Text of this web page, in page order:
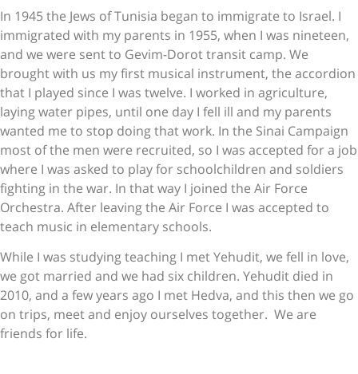
In 1945 the Jews of Tunisia began to immigrate to Israel. I
immigrated with my parents in 1955, when I was nineteen,
and we were sent to Gevim-Dorot transit camp. We
brought with us my first musical instrument, the accordion
that I played since I was twelve. I worked in agriculture,
laying water pipes, until one day I fell ill and my parents
wanted me to stop doing that work. In the Sinai Campaign
most of the men were recruited, so I was accepted for a job
where I was asked to play for schoolchildren and soldiers
fighting in the war. In that way I joined the Air Force
Orchestra. After leaving the Air Force I was accepted to
teach music in elementary schools.
While I was studying teaching I met Yehudit, we fell in love,
we got married and we had six children. Yehudit died in
2010, and a few years ago I met Hedva, and this then we go
on trips, meet and enjoy ourselves together. We are
friends for life.